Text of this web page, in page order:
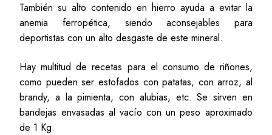
También su alto contenido en hierro ayuda a evitar la
anemia ferropética, siendo aconsejables para
deportistas con un alto desgaste de este mineral.
Hay multitud de recetas para el consumo de riñones,
como pueden ser estofados con patatas, con arroz, al
brandy, a la pimienta, con alubias, etc. Se sirven en
bandejas envasadas al vacío con un peso aproximado
de 1 Kg.